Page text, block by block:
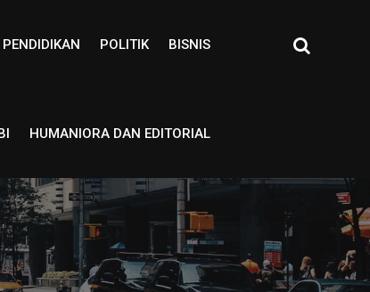
PENDIDIKAN POLITIK BISNIS
HUMANIORA DAN EDITORIAL